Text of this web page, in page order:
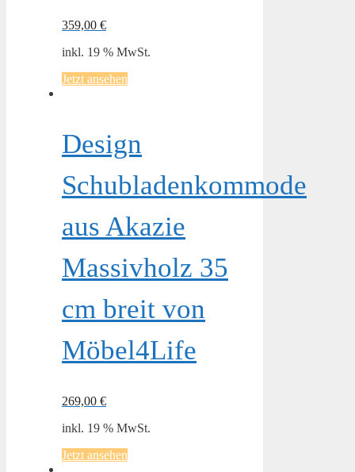
359,00 €
inkl. 19 % MwSt.
Jetzt ansehen
Design
Schubladenkommode
aus Akazie
Massivholz 35
cm breit von
Möbel4Life
269,00 €
inkl. 19 % MwSt.
Jetzt ansehen